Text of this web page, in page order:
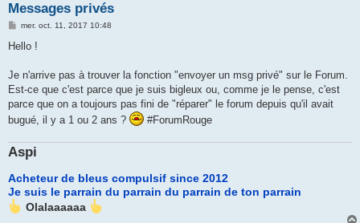
Messages privés
M
s
g
mer. oct. 11, 2017 10:48
Hello !
Je n'arrive pas à trouver la fonction "envoyer un msg privé" sur le Forum.
Est-ce que c'est parce que je suis bigleux ou, comme je le pense, c'est
parce que on a toujours pas fini de "réparer" le forum depuis qu'il avait
bugué, il y a 1 ou 2 ans ?
#ForumRouge
Aspi
Acheteur de bleus compulsif since 2012
Je suis le parrain du parrain du parrain de ton parrain
Olalaaaaaa